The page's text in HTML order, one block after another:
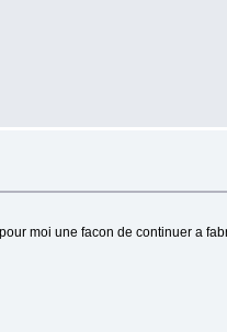
moi une facon de continuer a